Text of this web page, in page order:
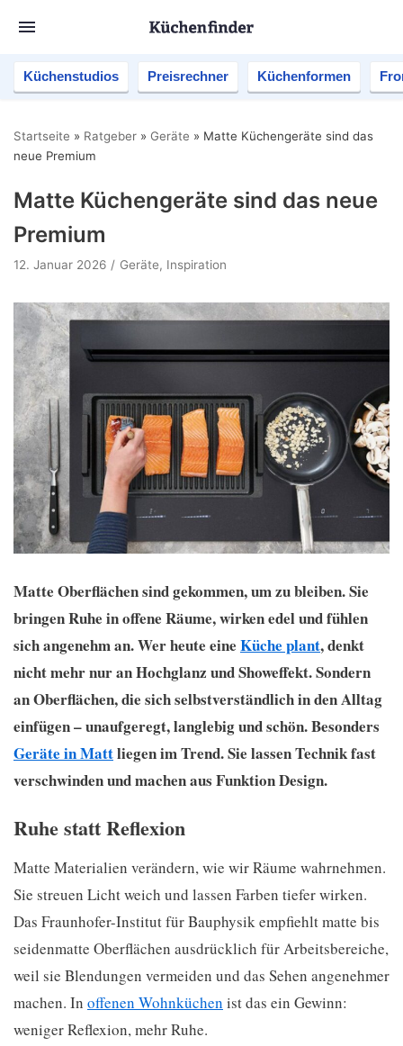
Küchenstudios Preisrechner Küchenformen
Startseite » Ratgeber » Geräte » Matte Küchengeräte sind das
neue Premium
Matte Küchengeräte sind das neue
Premium
12. Januar 2026 Geräte, Inspiration
Matte Oberflächen sind gekommen, um zu bleiben. Sie
bringen Ruhe in offene Räume, wirken edel und fühlen
sich angenehm an. Wer heute eine Küche plant, denkt
nicht mehr nur an Hochglanz und Showeffekt. Sondern
an Oberflächen, die sich selbstverständlich in den Alltag
einfügen – unaufgeregt, langlebig und schön. Besonders
Geräte in Mattliegen im Trend. Sie lassen Technik fast
verschwinden und machen aus Funktion Design.
Ruhe statt Reflexion
Matte Materialien verändern, wie wir Räume wahrnehmen.
Sie streuen Licht weich und lassen Farben tiefer wirken.
Das Fraunhofer-Institut für Bauphysik empfiehlt matte bis
seidenmatte Oberflächen ausdrücklich für Arbeitsbereiche,
weil sie Blendungen vermeiden und das Sehen angenehmer
machen. In offenen Wohnküchen ist das ein Gewinn:
weniger Reflexion, mehr Ruhe.